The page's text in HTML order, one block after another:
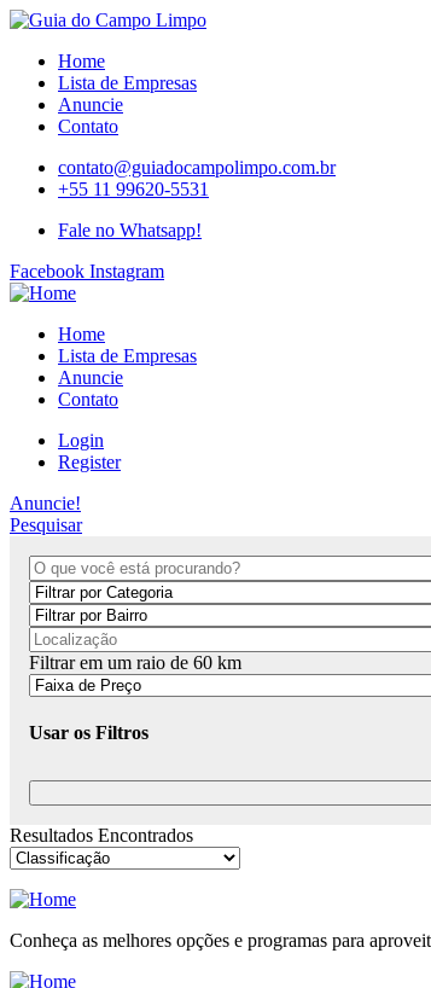
Home
Lista de Empresas
Anuncie
Contato
contato@guiadocampolimpo.com.br
+55 11 99620-5531
Fale no Whatsapp!
Facebook Instagram
Home
Lista de Empresas
Anuncie
Contato
Login
Register
Anuncie!
Pesquisar
Filtrar em um raio de 60 km
Usar os Filtros
Resultados Encontrados
Conheça as melhores opções e programas para